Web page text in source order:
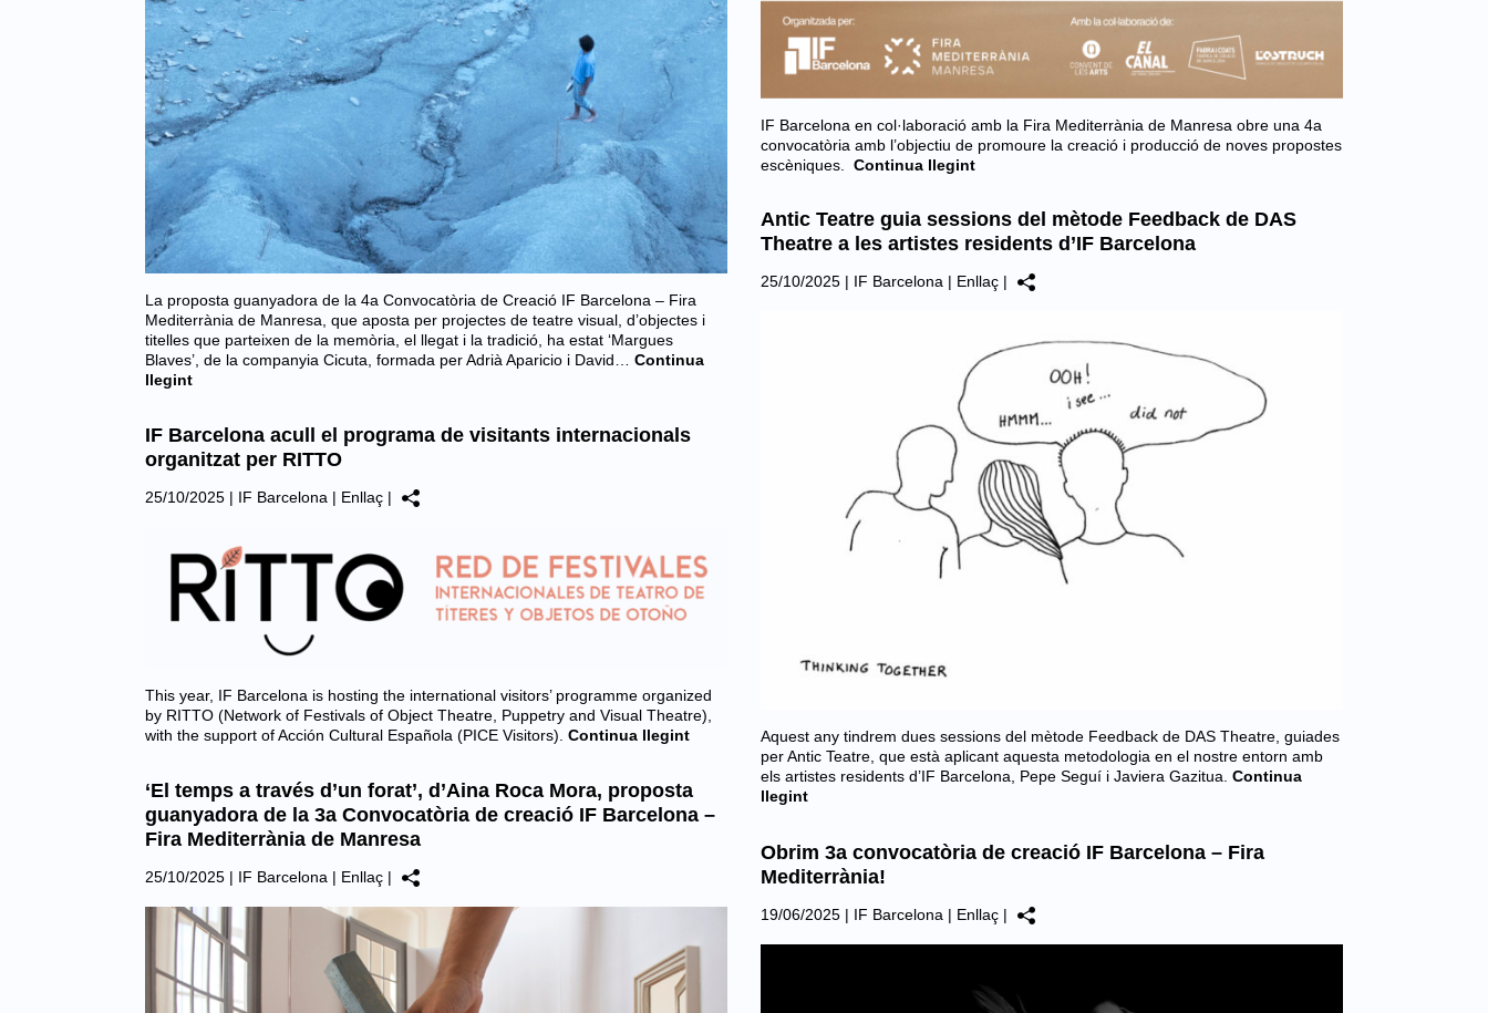
La proposta guanyadora de la 4a Convocatòria de Creació IF Barcelona – Fira
Mediterrània de Manresa, que aposta per projectes de teatre visual, d’objectes i
titelles que parteixen de la memòria, el llegat i la tradició, ha estat ‘Margues
Blaves’, de la companyia Cicuta, formada per Adrià Aparicio i David…
Continua
llegint
IF Barcelona en col·laboració amb la Fira Mediterrània de Manresa obre una 4a
convocatòria amb l’objectiu de promoure la creació i producció de noves propostes
escèniques.
Continua llegint
Antic Teatre guia sessions del mètode Feedback de DAS
Theatre a les artistes residents d’IF Barcelona
25/10/2025 | IF Barcelona | Enllaç |
Aquest any tindrem dues sessions del mètode Feedback de DAS Theatre, guiades
per Antic Teatre, que està aplicant aquesta metodologia en el nostre entorn amb
els artistes residents d’IF Barcelona, Pepe Seguí i Javiera Gazitua. Continua
llegint
IF Barcelona acull el programa de visitants internacionals
organitzat per RITTO
25/10/2025 | IF Barcelona | Enllaç |
This year, IF Barcelona is hosting the international visitors’ programme organized
by RITTO (Network of Festivals of Object Theatre, Puppetry and Visual Theatre),
with the support of Acción Cultural Española (PICE Visitors). Continua llegint
‘El temps a través d’un forat’, d’Aina Roca Mora, proposta
guanyadora de la 3a Convocatòria de creació IF Barcelona –
Fira Mediterrània de Manresa
25/10/2025 | IF Barcelona | Enllaç |
Obrim 3a convocatòria de creació IF Barcelona – Fira
Mediterrània!
19/06/2025 | IF Barcelona | Enllaç |